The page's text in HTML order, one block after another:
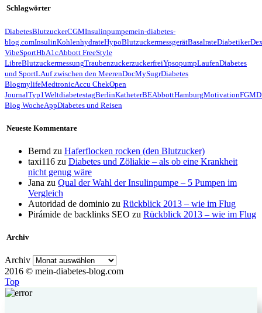
Schlagwörter
DiabetesBlutzuckerCGMInsulinpumpemein-diabetes-
blog.comInsulinKohlenhydrateHypoBlutzuckermessgerätBasalrateDiabetiker
VibeSportHbA1cAbbott FreeStyle
LibreBlutzuckermessungTraubenzuckerzuckerfreiYpsopumpLaufenDiabetes
und SportLAuf zwischen den MeerenDocMySugrDiabetes
BlogmylifeMedtronicAccu ChekOpen
JournalTyp1WeltdiabetestagBerlinKatheterBEAbbottHamburgMotivationFGM
Blog WocheAppDiabetes und Reisen
Neueste Kommentare
Bernd zu Haferflocken rocken (den Blutzucker)
taxi116 zu Diabetes und Zöliakie – als ob eine Krankheit
nicht genug wäre
Jana zu Qual der Wahl der Insulinpumpe – 5 Pumpen im
Vergleich
Autoridad de dominio zu Rückblick 2013 – wie im Flug
Pirámide de backlinks SEO zu Rückblick 2013 – wie im Flug
Archiv
Archiv
2016 © mein-diabetes-blog.com
Top